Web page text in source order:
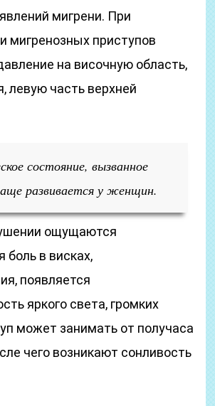
мигрени. При
мигренозных приступов
на височную область,
левую часть верхней
состояние, вызванное
развивается у женщин.
ощущаются
боль в висках,
появляется
яркого света, громких
может занимать от получаса
чего возникают сонливость